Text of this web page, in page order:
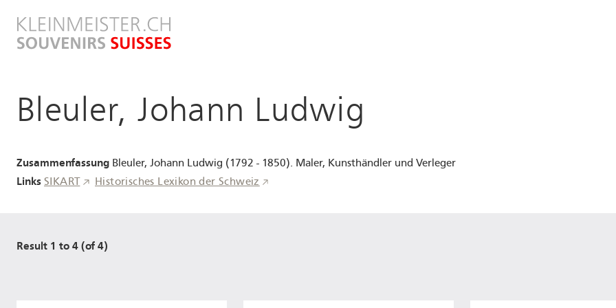
zum
Inhalt
Bleuler, Johann Ludwig
Zusammenfassung Bleuler, Johann Ludwig (1792 - 1850). Maler, Kunsthändler und Verleger
Links SIKART Historisches Lexikon der Schweiz
Result 1 to 4 (of 4)